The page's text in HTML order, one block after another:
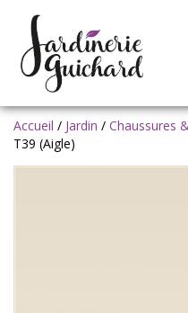
Accueil / Jardin / Chaussures
T39 (Aigle)